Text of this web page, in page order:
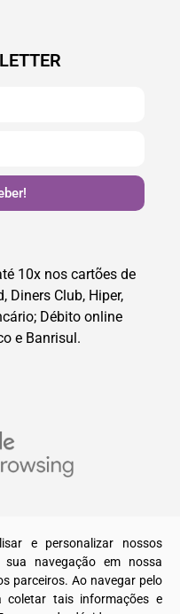
10x nos cartões de
Diners Club, Hiper,
Débito online
e Banrisul.
a A Recreativa LTDA.
e personalizar nossos
navegação em nossa
parceiros. Ao navegar pelo
coletar tais informações e